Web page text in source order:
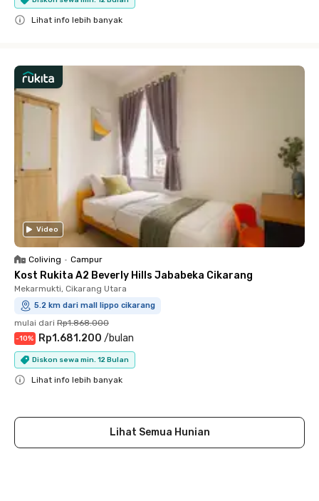
Lihat info lebih banyak
Video
Coliving • Campur
Kost Rukita A2 Beverly Hills Jababeka Cikarang
Mekarmukti, Cikarang Utara
5.2 km dari mall lippo cikarang
mulai dari Rp1.868.000
-10% Rp1.681.200 /bulan
Diskon sewa min. 12 Bulan
Lihat info lebih banyak
Lihat Semua Hunian